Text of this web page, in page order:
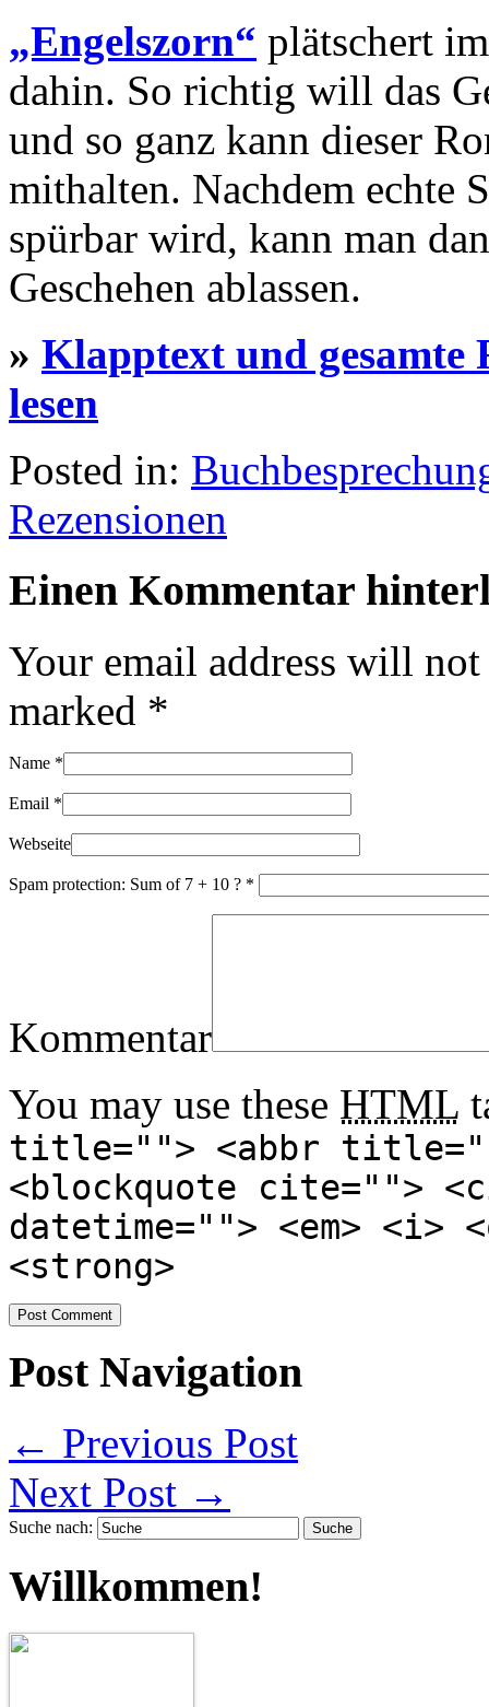
„Engelszorn“ plätschert
dahin. So richtig will das
und so ganz kann dieser
mithalten. Nachdem echte
spürbar wird, kann man
Geschehen ablassen.
» Klapptext und gesamte
lesen
Posted in:
Rezensionen
Einen Kommentar
Your email address will
marked *
Name *
Email *
Webseite
Spam protection: Sum of 7 + 10 ? *
Kommentar
You may use these HTML
title=""> <abbr
<blockquote cite="">
datetime=""> <em>
<strong>
Post Navigation
← Previous Post
Next Post →
Suche nach:
Willkommen!